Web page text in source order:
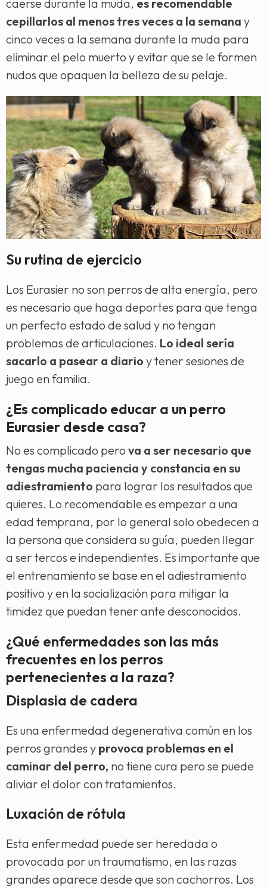
caerse durante la muda, es recomendable
cepillarlos al menos tres veces a la semana y
cinco veces a la semana durante la muda para
eliminar el pelo muerto y evitar que se le formen
nudos que opaquen la belleza de su pelaje.
Su rutina de ejercicio
Los Eurasier no son perros de alta energía, pero
es necesario que haga deportes para que tenga
un perfecto estado de salud y no tengan
problemas de articulaciones. Lo ideal sería
sacarlo a pasear a diario y tener sesiones de
juego en familia.
¿Es complicado educar a un perro
Eurasier desde casa?
No es complicado pero va a ser necesario que
tengas mucha paciencia y constancia en su
adiestramiento para lograr los resultados que
quieres. Lo recomendable es empezar a una
edad temprana, por lo general solo obedecen a
la persona que considera su guía, pueden llegar
a ser tercos e independientes. Es importante que
el entrenamiento se base en el adiestramiento
positivo y en la socialización para mitigar la
timidez que puedan tener ante desconocidos.
¿Qué enfermedades son las más
frecuentes en los perros
pertenecientes a la raza?
Displasia de cadera
Es una enfermedad degenerativa común en los
perros grandes y provoca problemas en el
caminar del perro, no tiene cura pero se puede
aliviar el dolor con tratamientos.
Luxación de rótula
Esta enfermedad puede ser heredada o
provocada por un traumatismo, en las razas
grandes aparece desde que son cachorros. Los